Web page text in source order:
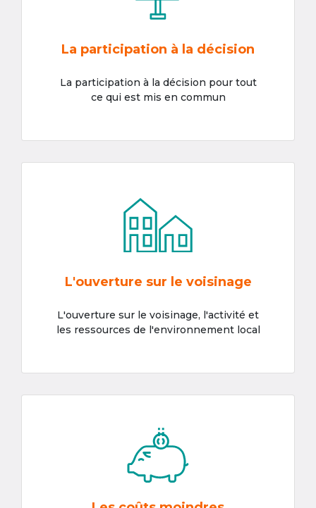
La participation à la décision
La participation à la décision pour tout
ce qui est mis en commun
L'ouverture sur le voisinage
L'ouverture sur le voisinage, l'activité et
les ressources de l'environnement local